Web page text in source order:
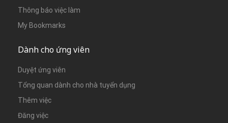
Thông báo việc làm
My Bookmarks
Dành cho ứng viên
Duyệt ứng viên
Tổng quan dành cho nhà tuyển dụng
Thêm việc
Đăng việc